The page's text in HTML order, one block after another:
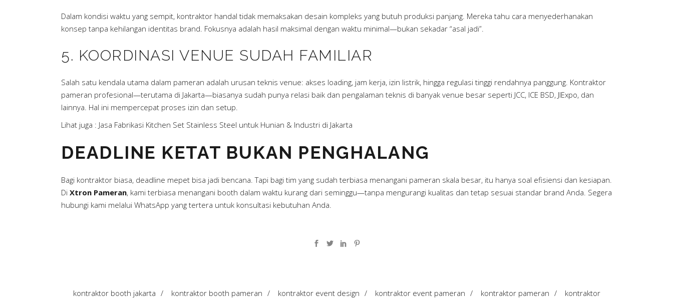
Dalam kondisi waktu yang sempit, kontraktor handal tidak memaksakan desain kompleks yang butuh produksi panjang. Mereka tahu cara menyederhanakan
konsep tanpa kehilangan identitas brand. Fokusnya adalah hasil maksimal dengan waktu minimal—bukan sekadar “asal jadi”.
5. KOORDINASI VENUE SUDAH FAMILIAR
Salah satu kendala utama dalam pameran adalah urusan teknis venue: akses loading, jam kerja, izin listrik, hingga regulasi tinggi rendahnya panggung. Kontraktor
pameran profesional—terutama di Jakarta—biasanya sudah punya relasi baik dan pengalaman teknis di banyak venue besar seperti JCC, ICE BSD, JIExpo, dan
lainnya. Hal ini mempercepat proses izin dan setup.
Lihat juga : Jasa Fabrikasi Kitchen Set Stainless Steel untuk Hunian & Industri di Jakarta
DEADLINE KETAT BUKAN PENGHALANG
Bagi kontraktor biasa, deadline mepet bisa jadi bencana. Tapi bagi tim yang sudah terbiasa menangani pameran skala besar, itu hanya soal efisiensi dan kesiapan.
Di Xtron Pameran, kami terbiasa menangani booth dalam waktu kurang dari seminggu—tanpa mengurangi kualitas dan tetap sesuai standar brand Anda. Segera
hubungi kami melalui WhatsApp yang tertera untuk konsultasi kebutuhan Anda.
kontraktor booth jakarta / kontraktor booth pameran / kontraktor event design / kontraktor event pameran / kontraktor pameran /
kontraktor